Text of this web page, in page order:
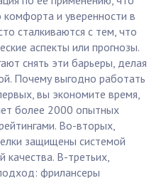
и уверенности в
сталкиваются с тем, что
аспекты или прогнозы.
снять эти барьеры, делая
Почему выгодно работать
вы экономите время,
более 2000 опытных
Во-вторых,
защищены системой
качества. В-третьих,
фрилансеры